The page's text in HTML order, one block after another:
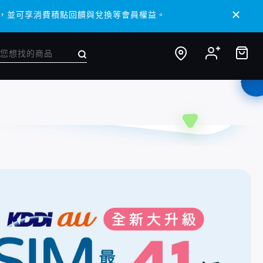
可享消費積點回饋與兌換等會員權益。
可享消費積點回饋與兌換等會員權益。